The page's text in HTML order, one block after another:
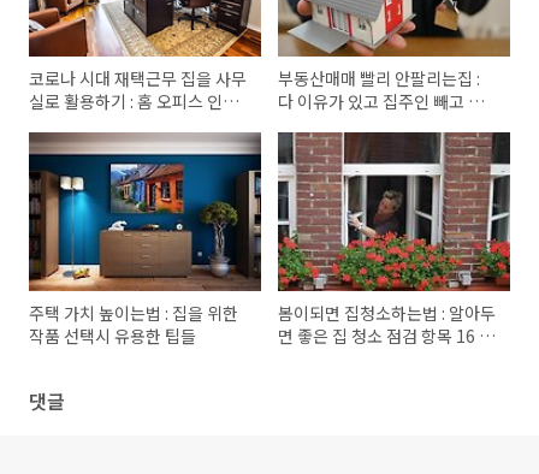
코로나 시대 재택근무 집을 사무
실로 활용하기 : 홈 오피스 인테
부동산매매 빨리 안팔리는집 :
다 이유가 있고 집주인 빼고 다
주택 가치 높이는법 : 집을 위한
작품 선택시 유용한 팁들
봄이되면 집청소하는법 : 알아두
면 좋은 집 청소 점검 항목 16 가
댓글